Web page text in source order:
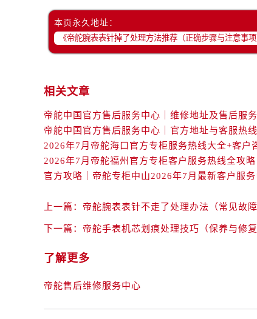
辽宁省营口市站前区市府路与渤
辽宁省沈阳市沈河区中街路83号
内蒙古自治区阿拉善盟市左旗土
内蒙古自治区巴彦淖尔市临河区
内蒙古自治区包头市青山区幸福
内蒙古自治区赤峰市红山区哈达
内蒙古自治区鄂尔多斯市东胜区
内蒙古自治区通辽市科尔沁区明
内蒙古自治区乌海市海勃湾区人
内蒙古自治区兴安盟市乌兰浩特
本页永久地址：
相关文章
上一篇： 帝舵腕表表针不走了处理办法（常见故
下一篇： 帝舵手表机芯划痕处理技巧（保养与修复
了解更多
帝舵售后维修服务中心